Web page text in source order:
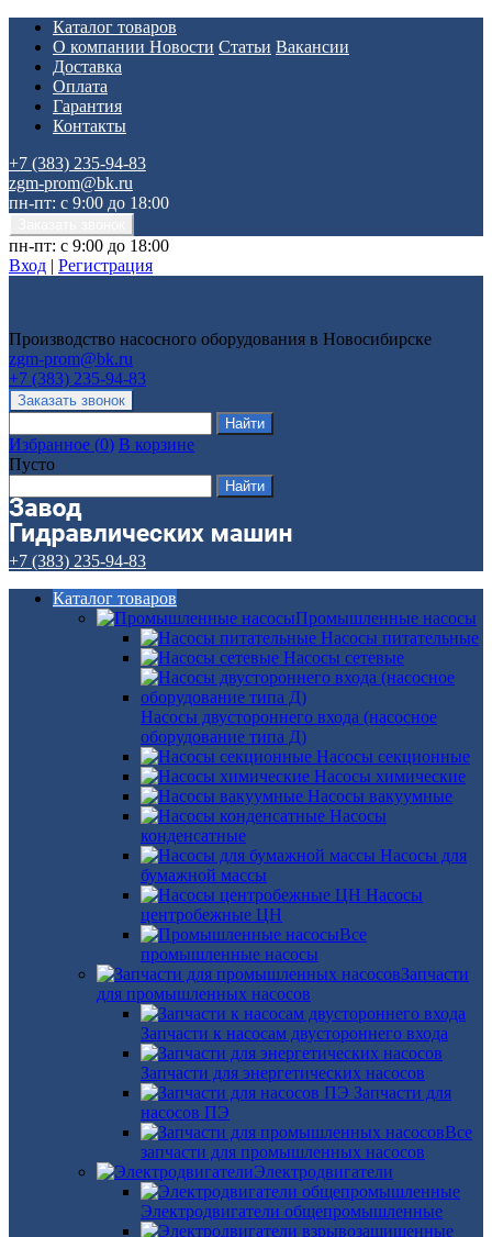
Каталог товаров
О компании Новости Статьи Вакансии
Доставка
Оплата
Гарантия
Контакты
+7 (383) 235-94-83
zgm-prom@bk.ru
пн-пт: с 9:00 до 18:00
пн-пт: с 9:00 до 18:00
Вход | Регистрация
Производство насосного оборудования в Новосибирске
zgm-prom@bk.ru
+7 (383) 235-94-83
Избранное (0) В корзине
Пусто
+7 (383) 235-94-83
Каталог товаров
Промышленные насосы
Насосы питательные
Насосы сетевые
Насосы двустороннего входа (насосное
оборудование типа Д)
Насосы секционные
Насосы химические
Насосы вакуумные
Насосы
конденсатные
Насосы для
бумажной массы
Насосы
центробежные ЦН
Все
промышленные насосы
Запчасти
для промышленных насосов
Запчасти к насосам двустороннего входа
Запчасти для энергетических насосов
Запчасти для
насосов ПЭ
Все
запчасти для промышленных насосов
Электродвигатели
Электродвигатели общепромышленные